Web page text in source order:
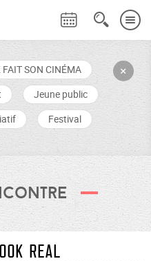
+
SON CINÉMA
Jeune public
Festival
real